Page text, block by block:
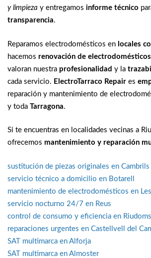
y limpieza y entregamos informe técnico
transparencia.
Reparamos electrodomésticos en locales
hacemos renovación de electrodomésticos
valoran nuestra profesionalidad y la
cada servicio. ElectroTarraco Repair es
reparación y mantenimiento de
y toda Tarragona.
Si te encuentras en localidades vecinas a
ofrecemos mantenimiento y reparación
sustitución de piezas originales en Cambrils
servicio técnico a domicilio en Botarell
mantenimiento de electrodomésticos en
servicio nocturno 24/7 en Reus
control de consumo y eficiencia en Riudoms
reparaciones urgentes en Castellvell del
SAT multimarca en Alforja
SAT multimarca en Almoster